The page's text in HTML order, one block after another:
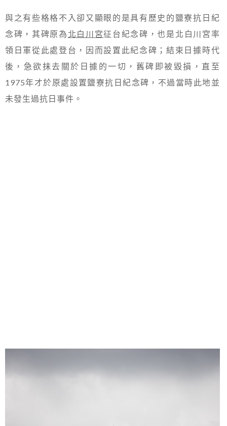
與之有些格格不入卻又顯眼的是具有歷史的鹽寮抗日紀
念碑，其碑原為 北白川宮征台紀念碑，也是北白川宮率
領日軍從此處登台，因而設置此紀念碑；結束日據時代
後，急欲抹去關於日據的一切，舊碑即被毀損，直至
1975年才於原處設置鹽寮抗日紀念碑，不過當時此地並
未發生過抗日事件。